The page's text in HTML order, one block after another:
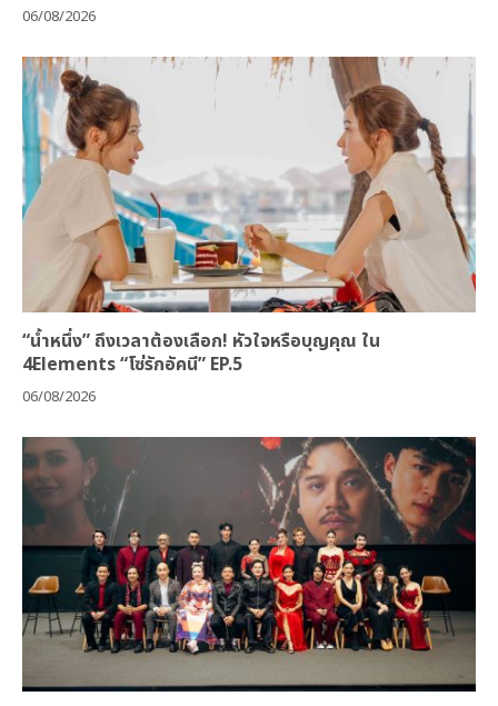
06/08/2026
“น้ำหนึ่ง” ถึงเวลาต้องเลือก! หัวใจหรือบุญคุณ ใน
4Elements “โซ่รักอัคนี” EP.5
06/08/2026